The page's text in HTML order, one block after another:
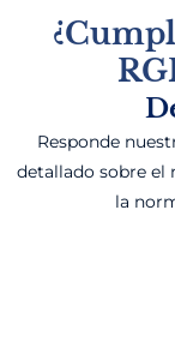
Responde
detallado sobre el
la